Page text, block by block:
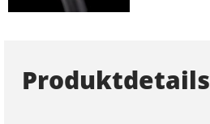
Produktdetails